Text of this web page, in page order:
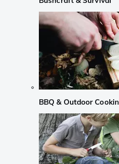
BBQ & Outdoor